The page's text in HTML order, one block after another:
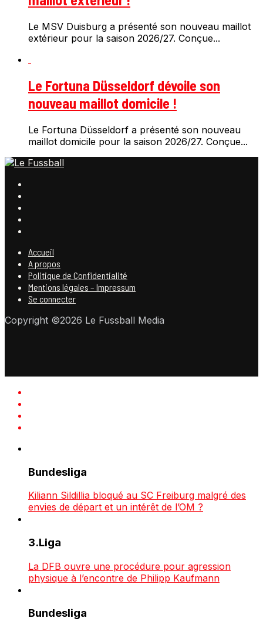
Le MSV Duisburg a présenté son nouveau maillot
extérieur pour la saison 2026/27. Conçue...
Le Fortuna Düsseldorf dévoile son
nouveau maillot domicile !
Le Fortuna Düsseldorf a présenté son nouveau
maillot domicile pour la saison 2026/27. Conçue...
Accueil
A propos
Politique de Confidentialité
Mentions légales – Impressum
Se connecter
Copyright ©2026 Le Fussball Media
Bundesliga
Kiliann Sildillia bloqué au SC Freiburg malgré des
envies de départ et un intérêt de l’OM ?
3.Liga
La DFB ouvre une procédure pour agression
physique à l’encontre de Philipp Kaufmann
Bundesliga